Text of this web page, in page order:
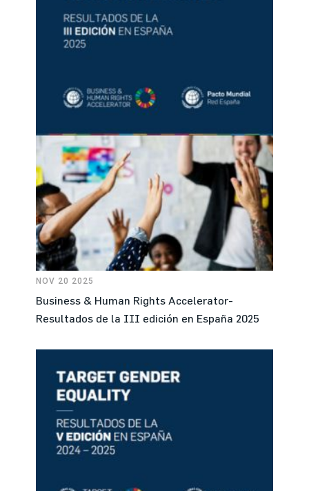
NOV 20 2025
Business & Human Rights Accelerator-
Resultados de la III edición en España 2025